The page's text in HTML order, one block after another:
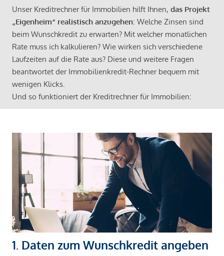
Unser Kreditrechner für Immobilien hilft Ihnen, das Projekt
„Eigenheim“ realistisch anzugehen: Welche Zinsen sind
beim Wunschkredit zu erwarten? Mit welcher monatlichen
Rate muss ich kalkulieren? Wie wirken sich verschiedene
Laufzeiten auf die Rate aus? Diese und weitere Fragen
beantwortet der Immobilienkredit-Rechner bequem mit
wenigen Klicks.
Und so funktioniert der Kreditrechner für Immobilien:
1. Daten zum Wunschkredit angeben